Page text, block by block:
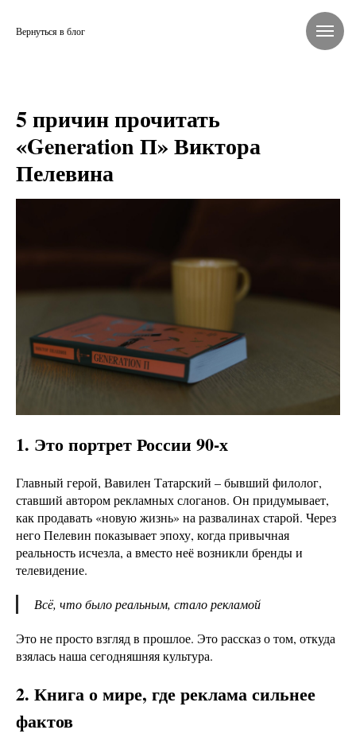
Вернуться в блог
5 причин прочитать
«Generation П» Виктора
Пелевина
1. Это портрет России 90-х
Главный герой, Вавилен Татарский – бывший филолог,
ставший автором рекламных слоганов. Он придумывает,
как продавать «новую жизнь» на развалинах старой. Через
него Пелевин показывает эпоху, когда привычная
реальность исчезла, а вместо неё возникли бренды и
телевидение.
Всё, что было реальным, стало рекламой
Это не просто взгляд в прошлое. Это рассказ о том, откуда
взялась наша сегодняшняя культура.
2. Книга о мире, где реклама сильнее
фактов